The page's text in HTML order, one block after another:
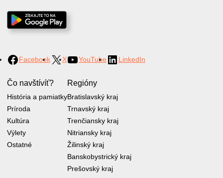
Facebook X YouTube LinkedIn
Čo navštívíť?
História a pamiatky
Príroda
Kultúra
Výlety
Ostatné
Regióny
Bratislavský kraj
Trnavský kraj
Trenčiansky kraj
Nitriansky kraj
Žilinský kraj
Banskobystrický kraj
Prešovský kraj